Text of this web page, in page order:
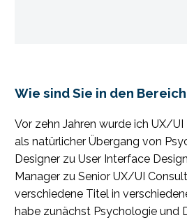
Wie sind Sie in den
Vor zehn Jahren wurde ich UX/UI
als natürlicher Übergang von
Designer zu User Interface
Manager zu Senior UX/UI
verschiedene Titel in
habe zunächst Psychologie und